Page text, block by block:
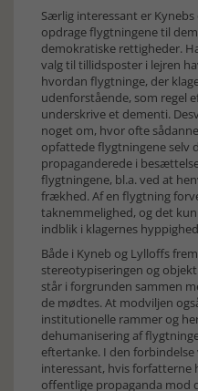
Særlig interessant er
opdrage flygtningene til
demokratiske rettigheder.
valg til tillidsposter i lejren
hvordan flygtninge, der
udenforstående, som regel
underskrive et dementi.
noget om, hvor ofte
opfattede flygtningene selv
propaganderede i
flygtningene, bl.a. ved at
frækhed. Af en flygtning
taknemmelighed, og det
indblik i klagernes
Både i Kyneb og Lylloffs
stereotypiseringen og
står i forgrunden sammen
de mødtes. At modviljen
institutionelle rammer og
dehumanisering af
eftertanke. I den
interessant, hvis forfatterne
offentlige propaganda mod